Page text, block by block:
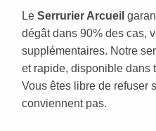
Le Serrurier Arcueil
dégât dans 90% des cas,
supplémentaires. Notre
et rapide, disponible dans
Vous êtes libre de refuser
conviennent pas.